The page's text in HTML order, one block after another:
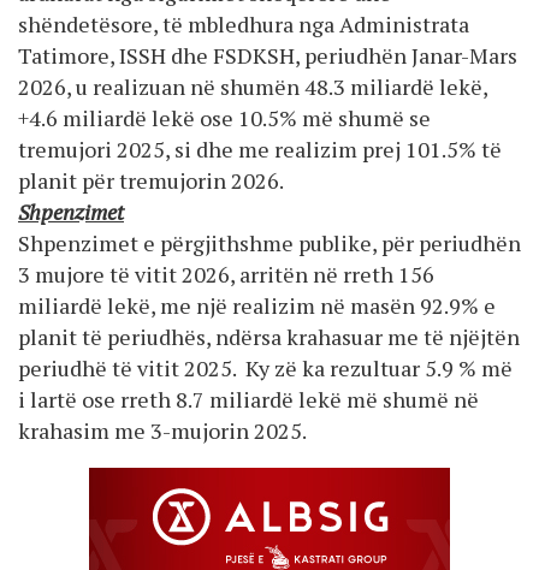
shëndetësore, të mbledhura nga Administrata
Tatimore, ISSH dhe FSDKSH, periudhën Janar-Mars
2026, u realizuan në shumën 48.3 miliardë lekë,
+4.6 miliardë lekë ose 10.5% më shumë se
tremujori 2025, si dhe me realizim prej 101.5% të
planit për tremujorin 2026.
Shpenzimet
Shpenzimet e përgjithshme publike, për periudhën
3 mujore të vitit 2026, arritën në rreth 156
miliardë lekë, me një realizim në masën 92.9% e
planit të periudhës, ndërsa krahasuar me të njëjtën
periudhë të vitit 2025. Ky zë ka rezultuar 5.9 % më
i lartë ose rreth 8.7 miliardë lekë më shumë në
krahasim me 3-mujorin 2025.